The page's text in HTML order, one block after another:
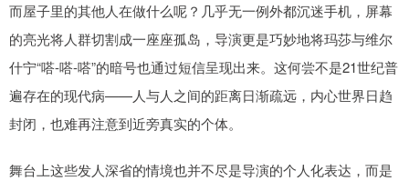
而屋子里的其他人在做什么呢？几乎无一例外都沉迷手机，屏幕
的亮光将人群切割成一座座孤岛，导演更是巧妙地将玛莎与维尔
什宁“嗒-嗒-嗒”的暗号也通过短信呈现出来。这何尝不是21世纪普
遍存在的现代病——人与人之间的距离日渐疏远，内心世界日趋
封闭，也难再注意到近旁真实的个体。
舞台上这些发人深省的情境也并不尽是导演的个人化表达，而是